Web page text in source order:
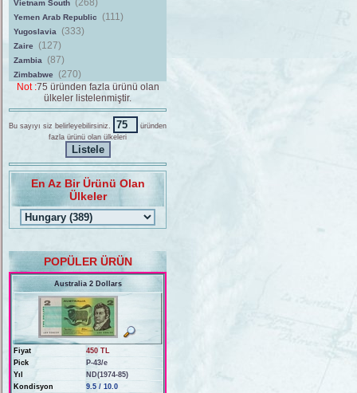
Vietnam South (268)
Yemen Arab Republic (111)
Yugoslavia (333)
Zaire (127)
Zambia (87)
Zimbabwe
(270)
Not :75 üründen fazla ürünü olan
ülkeler listelenmiştir.
Bu sayıyı siz belirleyebilirsiniz.
üründen
fazla ürünü olan ülkeleri
En Az Bir Ürünü Olan
Ülkeler
POPÜLER ÜRÜN
Australia 2 Dollars
Fiyat
450 TL
Pick
P-43/e
Yıl
ND(1974-85)
Kondisyon
9.5 / 10.0